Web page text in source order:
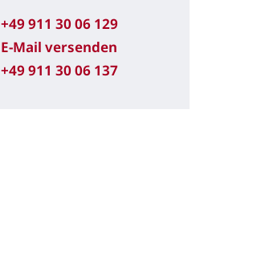
+49 911 30 06 129
E-Mail versenden
+49 911 30 06 137